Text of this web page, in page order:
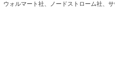
ォルマート社、ノードストローム社、サ